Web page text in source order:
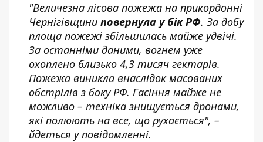
"Величезна лісова пожежа на прикордонні
Чернігівщини повернула у бік РФ. За добу
площа пожежі збільшилась майже удвічі.
За останніми даними, вогнем уже
охоплено близько 4,3 тисяч гектарів.
Пожежа виникла внаслідок масованих
обстрілів з боку РФ. Гасіння майже не
можливо – техніка знищується дронами,
які полюють на все, що рухається", –
йдеться у повідомленні.